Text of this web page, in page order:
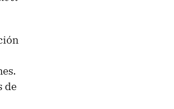
de